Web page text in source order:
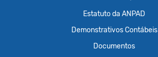
Estatuto da ANPAD
Demonstrativos Contábeis
Documentos